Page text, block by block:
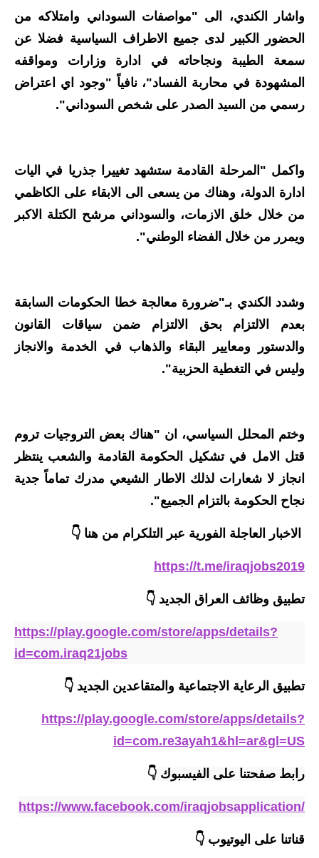
المرحلة الابتدائية
المرحلة المتوسطة
المرحلة الاعدادية
المرحلة الابتدائية
المرحلة المتوسطة
المرحلة الاعدادية
المرحلة الابتدائية
المرحلة المتوسطة
المرحلة الابتدائية
المرحلة المتوسطة
المرحلة الاعدادية
مواضيع انشاء
الجامعات
اخبار وقرارات وزارة التعليم
استمارة القبول المركزي
الطقس
واشار الكندي، الى "مواصفات السوداني وامتلاكه من
الحضور الكبير لدى جميع الاطراف السياسية فضلا عن
سمعة الطيبة ونجاحاته في ادارة وزارات ومواقفه
المشهودة في محاربة الفساد"، نافياً "وجود اي اعتراض
رسمي من السيد الصدر على شخص السوداني".
واكمل "المرحلة القادمة ستشهد تغييرا جذريا في اليات
ادارة الدولة، وهناك من يسعى الى الابقاء على الكاظمي
من خلال خلق الازمات، والسوداني مرشح الكتلة الاكبر
ويمرر من خلال الفضاء الوطني".
وشدد الكندي بـ"ضرورة معالجة خطا الحكومات السابقة
بعدم الالتزام بحق الالتزام ضمن سياقات القانون
والدستور ومعايير البقاء والذهاب في الخدمة والانجاز
وليس في التغطية الحزبية".
وختم المحلل السياسي، ان "هناك بعض التروجيات تروم
قتل الامل في تشكيل الحكومة القادمة والشعب ينتظر
انجاز لا شعارات لذلك الاطار الشيعي مدرك تماماً جدية
نجاح الحكومة بالتزام الجميع".
الاخبار العاجلة الفورية عبر التلكرام من هنا 👇
https://t.me/iraqjobs2019
تطبيق وظائف العراق الجديد 👇
https://play.google.com/store/apps/details?
id=com.iraq21jobs
تطبيق الرعاية الاجتماعية والمتقاعدين الجديد 👇
https://play.google.com/store/apps/details?
id=com.re3ayah1&hl=ar&gl=US
رابط صفحتنا على الفيسبوك 👇
https://www.facebook.com/iraqjobsapplication/
قناتنا على اليوتيوب 👇